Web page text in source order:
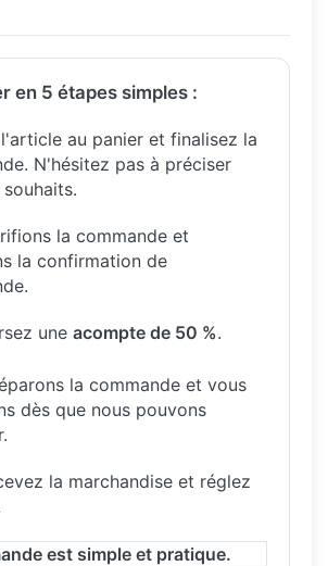
en 5 étapes simples :
au panier et finalisez la
N'hésitez pas à préciser
la commande et
la confirmation de
une acompte de 50 %.
la commande et vous
dès que nous pouvons
la marchandise et réglez
est simple et pratique.